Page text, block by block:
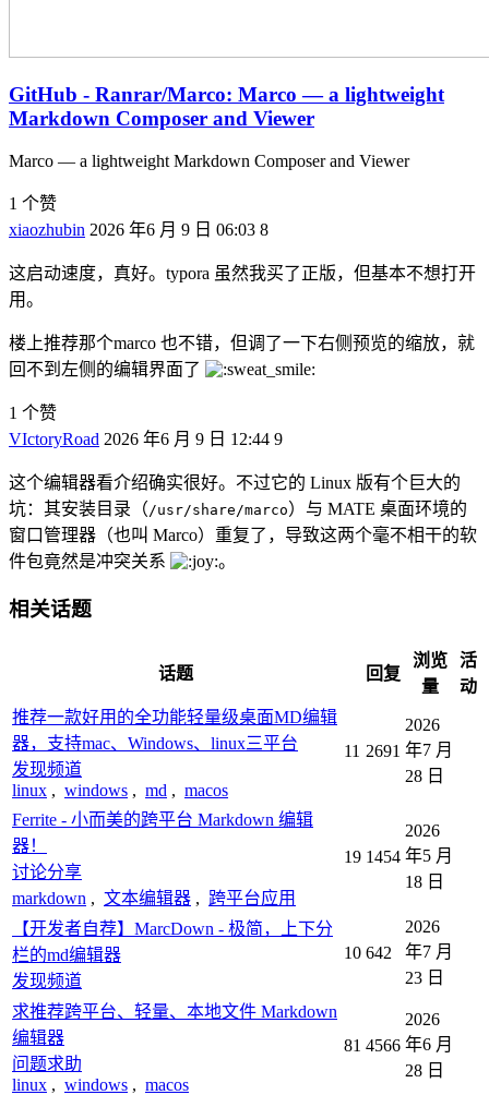
GitHub - Ranrar/Marco: Marco — a lightweight
Markdown Composer and Viewer
Marco — a lightweight Markdown Composer and Viewer
1 个赞
xiaozhubin 2026 年6 月 9 日 06:03 8
这启动速度，真好。typora 虽然我买了正版，但基本不想打开
用。
楼上推荐那个marco 也不错，但调了一下右侧预览的缩放，就
回不到左侧的编辑界面了
1 个赞
VIctoryRoad 2026 年6 月 9 日 12:44 9
这个编辑器看介绍确实很好。不过它的 Linux 版有个巨大的
坑：其安装目录（ /usr/share/marco）与 MATE 桌面环境的
窗口管理器（也叫 Marco）重复了，导致这两个毫不相干的软
件包竟然是冲突关系
。
相关话题
话题 回复
浏览
量
活
动
推荐一款好用的全功能轻量级桌面MD编辑
器，支持mac、Windows、linux三平台
发现频道
linux , windows , md , macos
11 2691
2026
年7 月
28 日
Ferrite - 小而美的跨平台 Markdown 编辑
器！
讨论分享
markdown , 文本编辑器 , 跨平台应用
19 1454
2026
年5 月
18 日
【开发者自荐】MarcDown - 极简，上下分
栏的md编辑器
发现频道
10 642
2026
年7 月
23 日
求推荐跨平台、轻量、本地文件 Markdown
编辑器
问题求助
linux , windows , macos
81 4566
2026
年6 月
28 日